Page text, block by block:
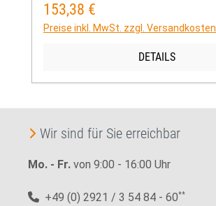
Regulärer Preis:
153,38 €
Preise inkl. MwSt. zzgl. Versandkosten
DETAILS
Wir sind für Sie erreichbar
Mo. - Fr. von 9:00 - 16:00 Uhr
+49 (0) 2921 / 3 54 84 - 60**